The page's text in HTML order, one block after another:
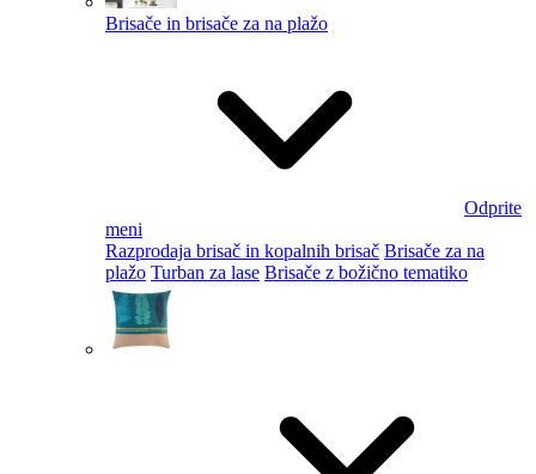
Brisače in brisače za na plažo
Odprite
meni
Razprodaja brisač in kopalnih brisač Brisače za na
plažo Turban za lase Brisače z božično tematiko